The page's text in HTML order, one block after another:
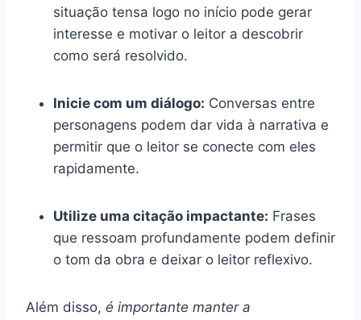
situação tensa logo no início pode gerar
interesse e motivar o leitor a descobrir
como será resolvido.
Inicie com um diálogo: Conversas entre
personagens podem dar vida à narrativa e
permitir que o leitor se conecte com eles
rapidamente.
Utilize uma citação impactante: Frases
que ressoam profundamente podem definir
o tom da obra e deixar o leitor reflexivo.
Além disso, é importante manter a